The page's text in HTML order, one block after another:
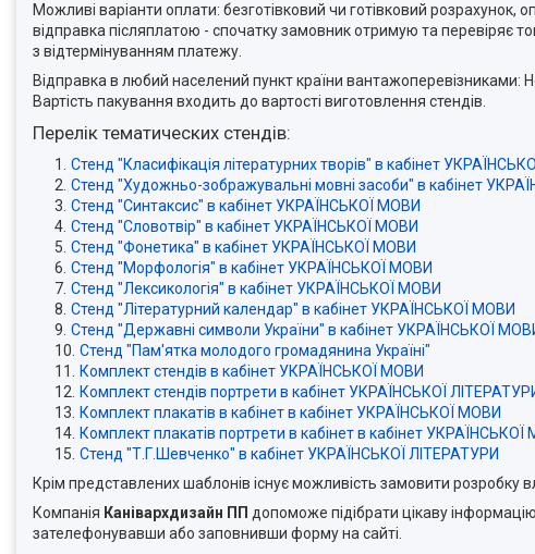
Можливі варіанти оплати: безготівковий чи готівковий
відправка післяплатою - спочатку замовник отримую та перевіряє
з відтермінуванням платежу.
Відправка в любий населений пункт країни вантажоперевізниками:
Вартість пакування входить до вартості виготовлення стендів.
Перелік тематических стендів:
Стенд "Класифікація літературних творів" в кабінет
Стенд "Художньо-зображувальні мовні засоби" в кабінет
Стенд "Синтаксис" в кабінет УКРАЇНСЬКОЇ МОВИ
Стенд "Словотвір" в кабінет УКРАЇНСЬКОЇ МОВИ
Стенд "Фонетика" в кабінет УКРАЇНСЬКОЇ МОВИ
Стенд "Морфологія" в кабінет УКРАЇНСЬКОЇ МОВИ
Стенд "Лексикологія" в кабінет УКРАЇНСЬКОЇ МОВИ
Стенд "Літературний календар" в кабінет УКРАЇНСЬКОЇ МОВИ
Стенд "Державні символи України" в кабінет УКРАЇНСЬКОЇ
Стенд "Пам'ятка молодого громадянина Україні"
Комплект стендів в кабінет УКРАЇНСЬКОЇ МОВИ
Комплект стендів портрети в кабінет УКРАЇНСЬКОЇ
Комплект плакатів в кабінет в кабінет УКРАЇНСЬКОЇ МОВИ
Комплект плакатів портрети в кабінет в кабінет УКРАЇНСЬКОЇ
Стенд "Т.Г.Шевченко" в кабінет УКРАЇНСЬКОЇ ЛІТЕРАТУРИ
Крім представлених шаблонів існує можливість замовити розробку
Компанія Канівархдизайн ПП допоможе підібрати цікаву
зателефонувавши або заповнивши форму на сайті.